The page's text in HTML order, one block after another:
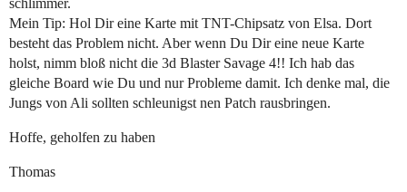
schlimmer.
Mein Tip: Hol Dir eine Karte mit TNT-Chipsatz von Elsa. Dort
besteht das Problem nicht. Aber wenn Du Dir eine neue Karte
holst, nimm bloß nicht die 3d Blaster Savage 4!! Ich hab das
gleiche Board wie Du und nur Probleme damit. Ich denke mal, die
Jungs von Ali sollten schleunigst nen Patch rausbringen.
Hoffe, geholfen zu haben
Thomas